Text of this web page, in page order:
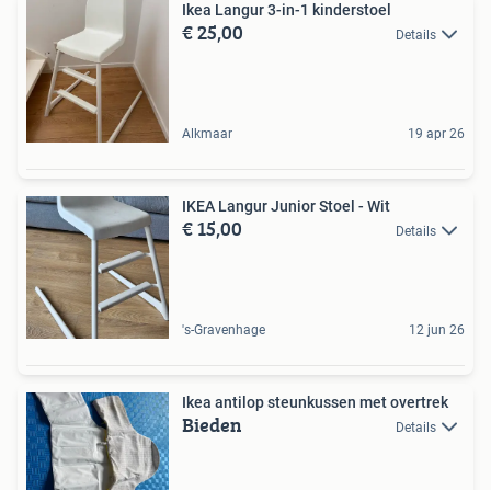
Ikea Langur 3-in-1 kinderstoel
€ 25,00 Details
Alkmaar 19 apr 26
IKEA Langur Junior Stoel - Wit
€ 15,00 Details
's-Gravenhage 12 jun 26
Ikea antilop steunkussen met overtrek
Bieden Details